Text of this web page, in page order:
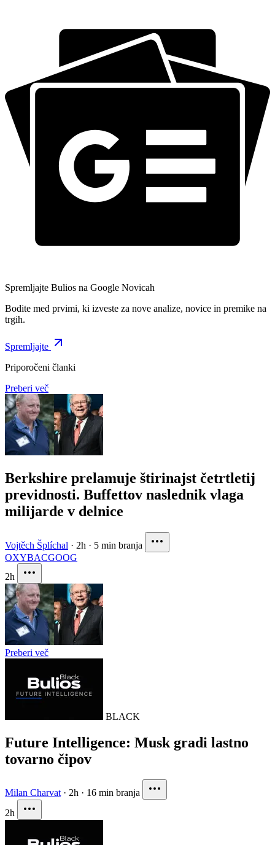
Spremljajte Bulios na Google Novicah
Bodite med prvimi, ki izveste za nove analize, novice in premike na
trgih.
Spremljajte
Priporočeni članki
Preberi več
Berkshire prelamuje štirinajst četrtletij
previdnosti. Buffettov naslednik vlaga
milijarde v delnice
Vojtěch Šplíchal · 2h · 5 min branja
OXYBACGOOG
2h
Preberi več
BLACK
Future Intelligence: Musk gradi lastno
tovarno čipov
Milan Charvat · 2h · 16 min branja
2h